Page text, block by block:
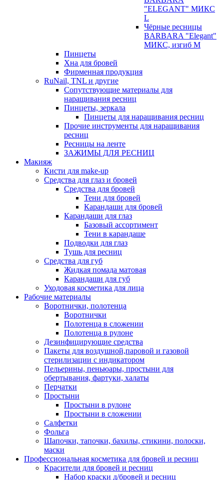
"ELEGANT" МИКС
L
Чёрные ресницы
BARBARA "Elegant"
МИКС, изгиб М
Пинцеты
Хна для бровей
Фирменная продукция
RuNail, TNL и другие
Сопутствующие материалы для
наращивания ресниц
Пинцеты, зеркала
Пинцеты для наращивания ресниц
Прочие инструменты для наращивания
ресниц
Ресницы на ленте
ЗАЖИМЫ ДЛЯ РЕСНИЦ
Макияж
Кисти для make-up
Средства для глаз и бровей
Средства для бровей
Тени для бровей
Карандаши для бровей
Карандаши для глаз
Базовый ассортимент
Тени в карандаше
Подводки для глаз
Тушь для ресниц
Средства для губ
Жидкая помада матовая
Карандаши для губ
Уходовая косметика для лица
Рабочие материалы
Воротнички, полотенца
Воротнички
Полотенца в сложении
Полотенца в рулоне
Дезинфицирующие средства
Пакеты для воздушной,паровой и газовой
стерилизации с индикатором
Пельерины, пеньюары, простыни для
обертывания, фартуки, халаты
Перчатки
Простыни
Простыни в рулоне
Простыни в сложении
Салфетки
Фольга
Шапочки, тапочки, бахилы, стикини, полоски,
маски
Профессиональная косметика для бровей и ресниц
Красители для бровей и ресниц
Набор краски д/бровей и ресниц